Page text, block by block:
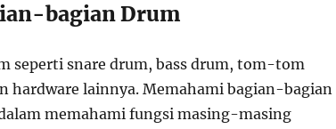
bagian Drum
seperti snare drum, bass drum, tom-tom
hardware lainnya. Memahami bagian-bagian
memahami fungsi masing-masing